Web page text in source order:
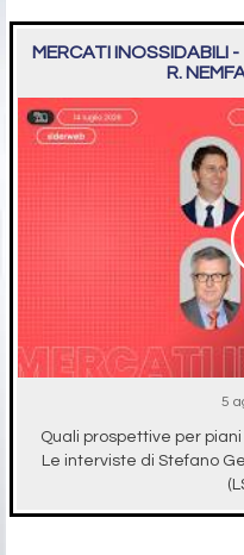
MERCATI INOSSIDABILI
R.
5
Quali prospettive per
Le interviste di Stefano